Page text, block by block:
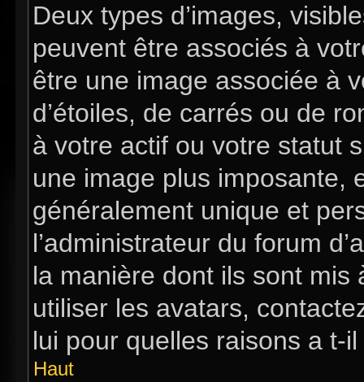
Deux types d’images,
peuvent être associés à
être une image associée à
d’étoiles, de carrés ou de
à votre actif ou votre statut
une image plus imposante,
généralement unique et
l’administrateur du forum
la manière dont ils sont mis
utiliser les avatars,
lui pour quelles raisons a t-
Haut